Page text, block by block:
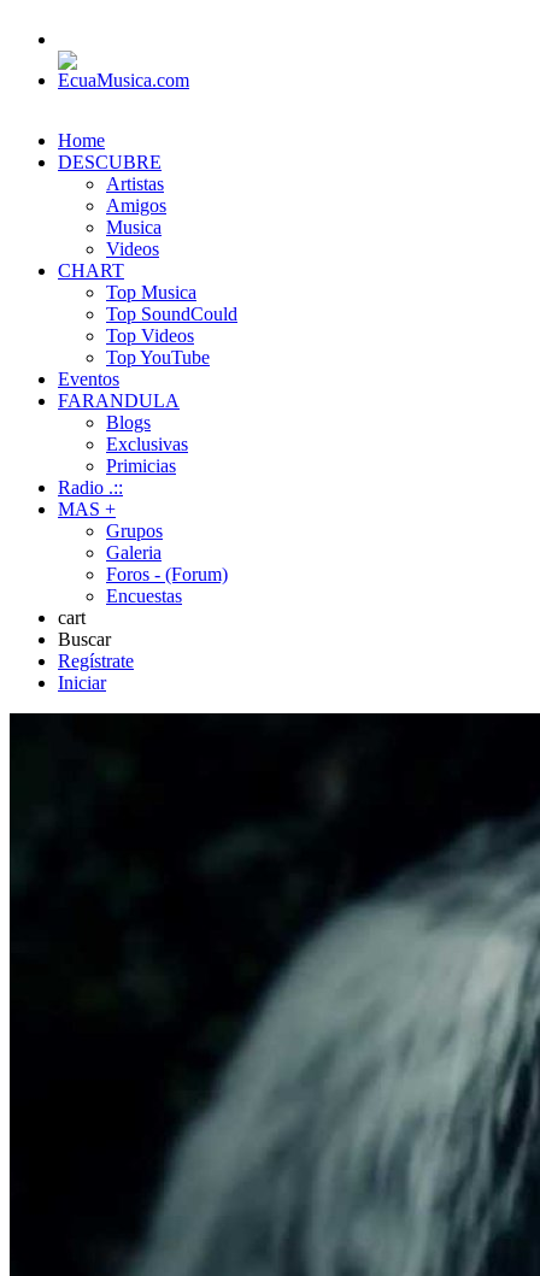
Home
DESCUBRE
Artistas
Amigos
Musica
Videos
CHART
Top Musica
Top SoundCould
Top Videos
Top YouTube
Eventos
FARANDULA
Blogs
Exclusivas
Primicias
Radio .::
MAS +
Grupos
Galeria
Foros - (Forum)
Encuestas
cart
Buscar
Regístrate
Iniciar